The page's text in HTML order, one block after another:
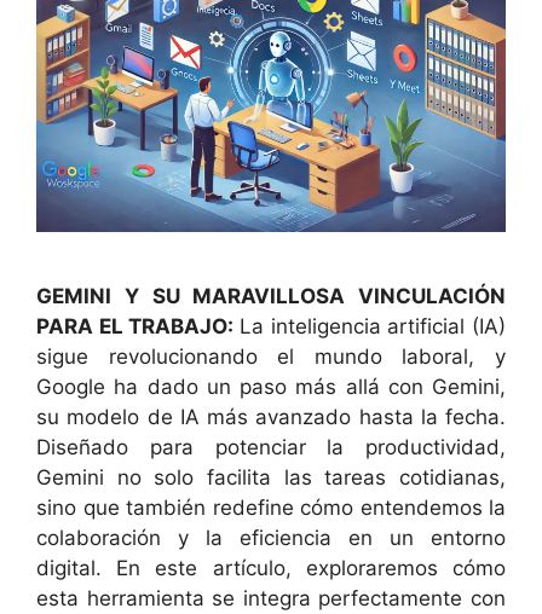
GEMINI Y SU MARAVILLOSA VINCULACIÓN
PARA EL TRABAJO: La inteligencia artificial (IA)
sigue revolucionando el mundo laboral, y
Google ha dado un paso más allá con Gemini,
su modelo de IA más avanzado hasta la fecha.
Diseñado para potenciar la productividad,
Gemini no solo facilita las tareas cotidianas,
sino que también redefine cómo entendemos la
colaboración y la eficiencia en un entorno
digital. En este artículo, exploraremos cómo
esta herramienta se integra perfectamente con